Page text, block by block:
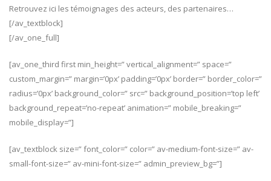
Retrouvez ici les témoignages des acteurs, des partenaires…
[/av_textblock]
[/av_one_full]
[av_one_third first min_height=” vertical_alignment=” space=”
custom_margin=” margin=’0px’ padding=’0px’ border=” border_color=”
radius=’0px’ background_color=” src=” background_position=’top left’
background_repeat=’no-repeat’ animation=” mobile_breaking=”
mobile_display=”]
[av_textblock size=” font_color=” color=” av-medium-font-size=” av-
small-font-size=” av-mini-font-size=” admin_preview_bg=”]